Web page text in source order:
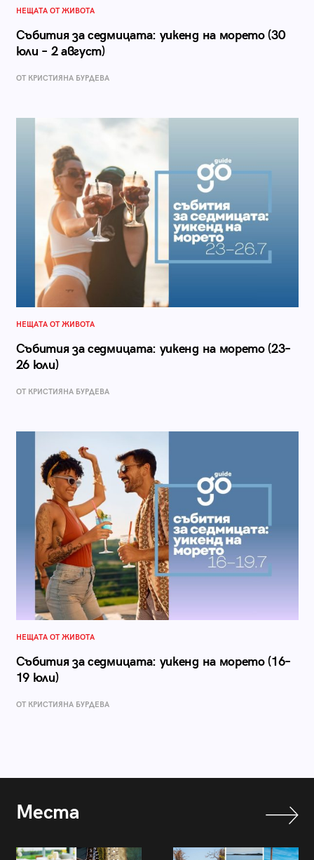
НЕЩАТА ОТ ЖИВОТА
Събития за седмицата: уикенд на морето (30
юли – 2 август)
ОТ КРИСТИЯНА БУРДЕВА
НЕЩАТА ОТ ЖИВОТА
Събития за седмицата: уикенд на морето (23–
26 юли)
ОТ КРИСТИЯНА БУРДЕВА
НЕЩАТА ОТ ЖИВОТА
Събития за седмицата: уикенд на морето (16–
19 юли)
ОТ КРИСТИЯНА БУРДЕВА
Места